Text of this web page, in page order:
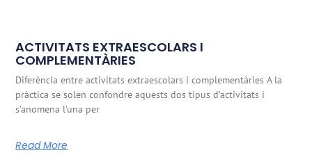
ACTIVITATS EXTRAESCOLARS I
COMPLEMENTÀRIES
Diferència entre activitats extraescolars i complementàries A la
pràctica se solen confondre aquests dos tipus d’activitats i
s’anomena l’una per
Read More